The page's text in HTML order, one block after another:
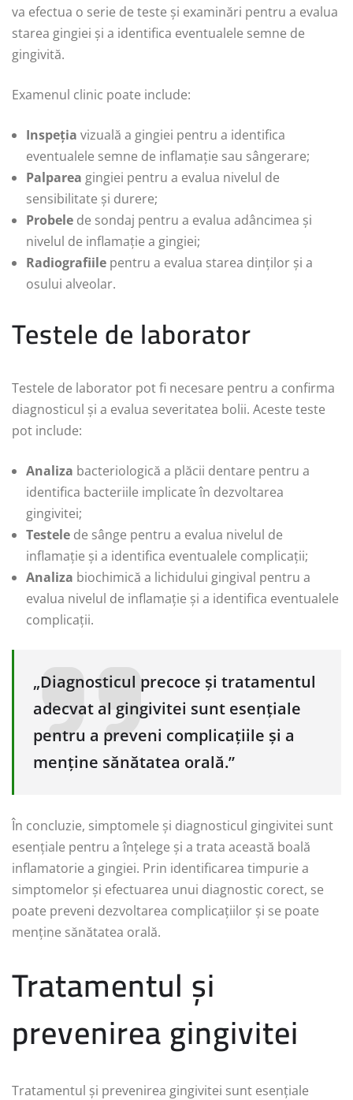
va efectua o serie de teste și examinări pentru a evalua
starea gingiei și a identifica eventualele semne de
gingivită.
Examenul clinic poate include:
Inspeția vizuală a gingiei pentru a identifica
eventualele semne de inflamație sau sângerare;
Palparea gingiei pentru a evalua nivelul de
sensibilitate și durere;
Probele de sondaj pentru a evalua adâncimea și
nivelul de inflamație a gingiei;
Radiografiile pentru a evalua starea dinților și a
osului alveolar.
Testele de laborator
Testele de laborator pot fi necesare pentru a confirma
diagnosticul și a evalua severitatea bolii. Aceste teste
pot include:
Analiza bacteriologică a plăcii dentare pentru a
identifica bacteriile implicate în dezvoltarea
gingivitei;
Testele de sânge pentru a evalua nivelul de
inflamație și a identifica eventualele complicații;
Analiza biochimică a lichidului gingival pentru a
evalua nivelul de inflamație și a identifica eventualele
complicații.
„Diagnosticul precoce și tratamentul
adecvat al gingivitei sunt esențiale
pentru a preveni complicațiile și a
menține sănătatea orală.”
În concluzie, simptomele și diagnosticul gingivitei sunt
esențiale pentru a înțelege și a trata această boală
inflamatorie a gingiei. Prin identificarea timpurie a
simptomelor și efectuarea unui diagnostic corect, se
poate preveni dezvoltarea complicațiilor și se poate
menține sănătatea orală.
Tratamentul și
prevenirea gingivitei
Tratamentul și prevenirea gingivitei sunt esențiale